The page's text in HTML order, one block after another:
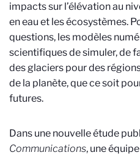
impacts sur l’élévation au
en eau et les écosystèmes.
questions, les modèles
scientifiques de simuler, de
des glaciers pour des
de la planète, que ce soit
futures.
Dans une nouvelle étude
Communications, une